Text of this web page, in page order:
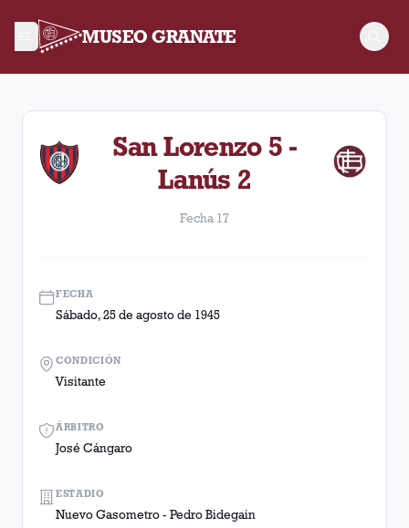
MUSEO GRANATE
Fecha 17. Partido entre Lanús y San Lorenzo disputado el
San Lorenzo 5 -
Lanús 2
Fecha 17
FECHA
Sábado, 25 de agosto de 1945
ÁRBITRO
José Cángaro
CONDICIÓN
Visitante
ESTADIO
Nuevo Gasometro - Pedro Bidegain